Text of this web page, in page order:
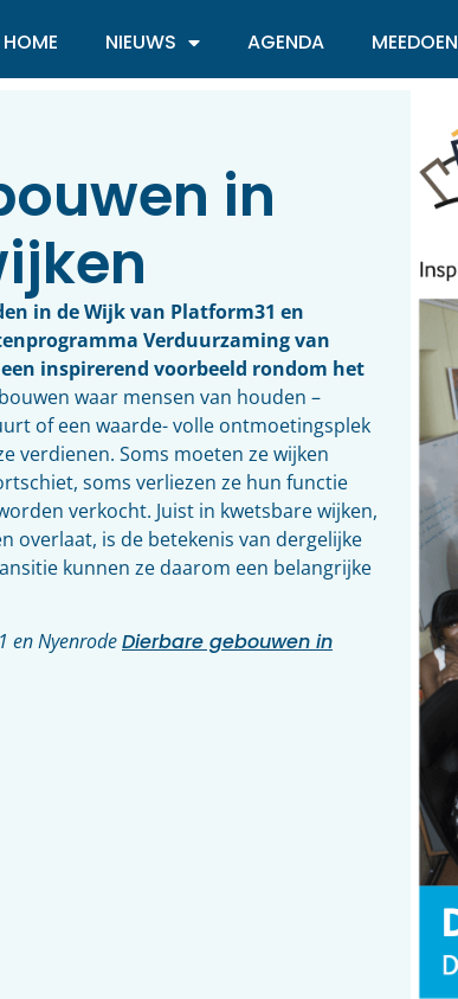
HOME NIEUWS AGENDA MEEDOEN
in
in de Wijk van Platform31 en
Verduurzaming van
inspirerend voorbeeld rondom het
waar mensen van houden –
of een waarde- volle ontmoetingsplek
verdienen. Soms moeten ze wijken
soms verliezen ze hun functie
verkocht. Juist in kwetsbare wijken,
overlaat, is de betekenis van dergelijke
kunnen ze daarom een belangrijke
en NyenrodeDierbare gebouwen in